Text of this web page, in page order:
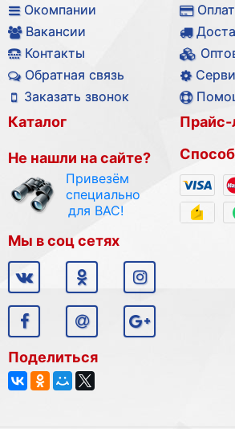
Окомпании
Вакансии
Контакты
Обратная связь
Заказать звонок
Каталог
Не нашли на сайте?
Привезём
специально
для ВАС!
Прайс-
Мы в соц сетях
Поделиться